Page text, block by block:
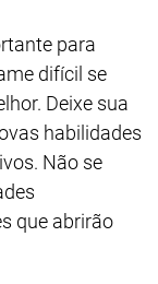
para
difícil se
Deixe sua
habilidades
Não se
que abrirão